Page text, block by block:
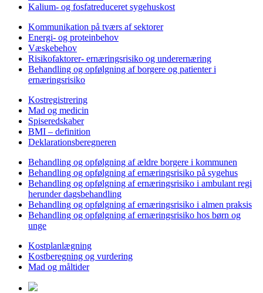
Kalium- og fosfatreduceret sygehuskost
Kommunikation på tværs af sektorer
Energi- og proteinbehov
Væskebehov
Risikofaktorer- ernæringsrisiko og underernæring
Behandling og opfølgning af borgere og patienter i
ernæringsrisiko
Kostregistrering
Mad og medicin
Spiseredskaber
BMI – definition
Deklarationsberegneren
Behandling og opfølgning af ældre borgere i kommunen
Behandling og opfølgning af ernæringsrisiko på sygehus
Behandling og opfølgning af ernæringsrisiko i ambulant regi
herunder dagsbehandling
Behandling og opfølgning af ernæringsrisiko i almen praksis
Behandling og opfølgning af ernæringsrisiko hos børn og
unge
Kostplanlægning
Kostberegning og vurdering
Mad og måltider